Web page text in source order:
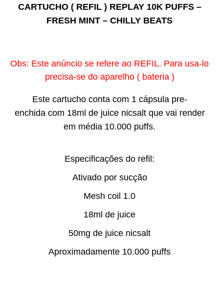
CARTUCHO ( REFIL ) REPLAY 10K PUFFS –
FRESH MINT – CHILLY BEATS
Obs: Este anúncio se refere ao REFIL. Para usa-lo
precisa-se do aparelho ( bateria )
Este cartucho conta com 1 cápsula pre-
enchida com 18ml de juice nicsalt que vai render
em média 10.000 puffs.
Especificações do refil:
Ativado por sucção
Mesh coil 1.0
18ml de juice
50mg de juice nicsalt
Aproximadamente 10.000 puffs